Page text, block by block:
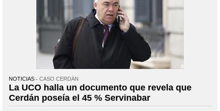
NOTICIAS CASO CERDÁN
La UCO halla un documento que revela que
Cerdán poseía el 45 % Servinabar